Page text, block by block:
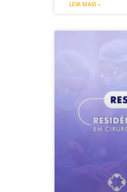
LEIA MAIS »